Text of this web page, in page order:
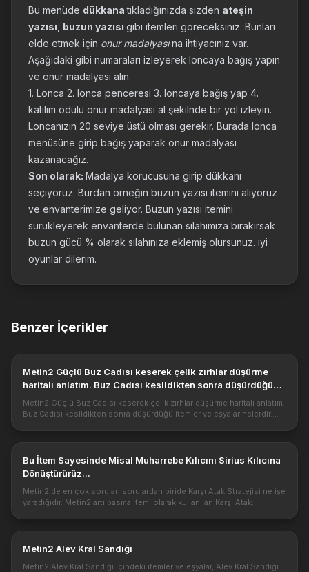
Bu menüde dükkanatıkladığınızda sizden ateşin
yazısı, buzun yazısı gibi itemleri göreceksiniz. Bunları
elde etmek için onur madalyasına ihtiyacınız var.
Aşağıdaki gibi numaraları izleyerek loncaya bağış yapın
ve onur madalyası alın.
1. Lonca 2. lonca penceresi 3. loncaya bağış yap 4.
katılım ödülü onur madalyası al şekilnde bir yol izleyin.
Loncanızın 20 seviye üstü olması gerekir. Burada lonca
menüsüne girip bağış yaparak onur madalyası
kazanacağız.
Son olarak: Madalya korucusuna girip dükkanı
seçiyoruz. Burdan örneğin buzun yazısı itemini alıyoruz
ve envanterimize geliyor. Buzun yazısı itemini
sürükleyerek envanterde bulunan silahımıza bırakırsak
buzun gücü % olarak silahınıza eklemiş olursunuz. iyi
oyunlar dilerim.
Benzer İçerikler
Metin2 Güçlü Buz Cadısı keserek çelik zırhlar düşürme
haritalı anlatım. Buz Cadısı kesildikten sonra düşürdüğü
itemler ve eşyalar nelerdir.
Metin2 Güçlü Buz Cadısı keserek çelik zırhlar düşürme haritalı anlatım.
Buz Cadısı kesildikten sonra düşürdüğü itemler ve eşyalar nelerdir.
Bu İtem Sayesinde Misal Muharrebe Kılıcını Sirius Kılıcına
Dönüştürürüz...
Metin2 de en çok sorulan sorulardan biride Karşı Atak Stratejisi ne işe
yaradığıdır. Metin2 artı basma itemi olarak kullanılan Karşı Atak
Metin2 Alev Kral Sandığı
Metin2 Alev Kral Sandığı içindeki itemler ve eşyalar, Alev Kral Sandığı